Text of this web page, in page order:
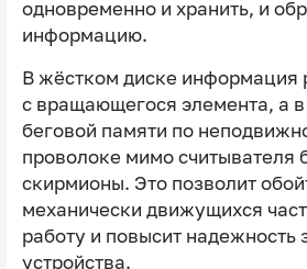
одновременно и хранить, и
информацию.
В жёстком диске информация
с вращающегося элемента, а в
беговой памяти по
проволоке мимо считывателя
скирмионы. Это позволит
механически движущихся
работу и повысит
устройства.